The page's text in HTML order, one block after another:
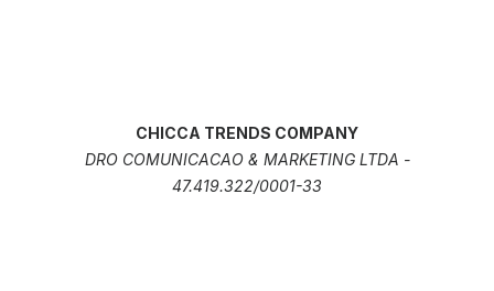
CHICCA TRENDS COMPANY
DRO COMUNICACAO & MARKETING LTDA -
47.419.322/0001-33